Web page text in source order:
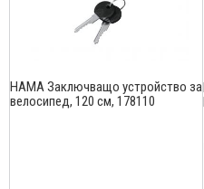
HAMA Заключващо устройство за
велосипед, 120 см, 178110